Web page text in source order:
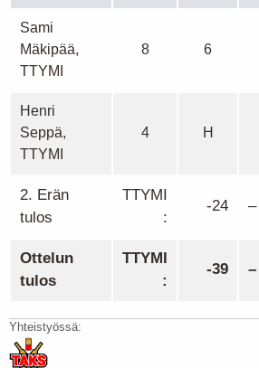
Sami
Mäkipää,
TTYMI
8 6
Henri
Seppä,
TTYMI
4 H
2. Erän
tulos
TTYMI
:
-24 –
Ottelun
tulos
TTYMI
:
-39 –
Yhteistyössä: